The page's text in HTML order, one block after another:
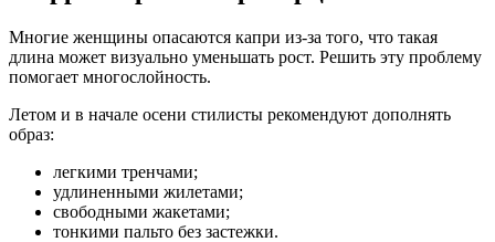
Многие женщины опасаются капри из-за того, что такая
длина может визуально уменьшать рост. Решить эту проблему
помогает многослойность.
Летом и в начале осени стилисты рекомендуют дополнять
образ:
легкими тренчами;
удлиненными жилетами;
свободными жакетами;
тонкими пальто без застежки.